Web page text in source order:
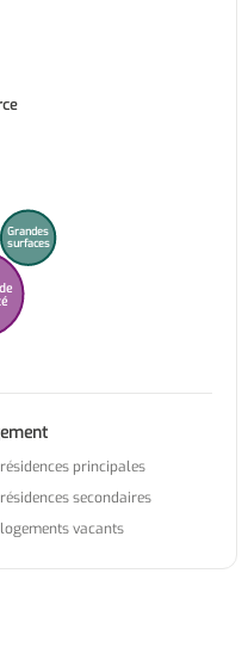
Grandes
surfaces
principales
secondaires
vacants